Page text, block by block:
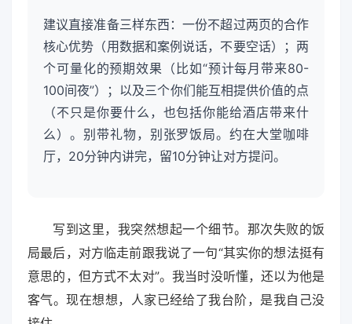
建议直接准备三样东西：一份不超过两页的合作
核心优势（用数据和案例说话，不要空话）；两
个可量化的预期效果（比如“预计每月带来80-
100间夜”）；以及三个你们能互相提供价值的点
（不只是你要什么，也包括你能给酒店带来什
么）。别带礼物，别张罗饭局。约在大堂咖啡
厅，20分钟内讲完，留10分钟让对方提问。
写到这里，我突然想起一个细节。那次失败的饭
局最后，对方临走前跟我说了一句“其实你的想法挺有
意思的，但方式不太对”。我当时没听懂，还以为他是
客气。现在想想，人家已经给了我台阶，是我自己没